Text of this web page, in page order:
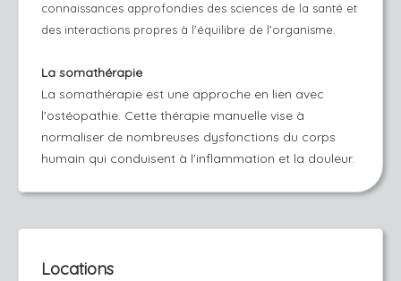
connaissances approfondies des sciences de la santé et
des interactions propres à l'équilibre de l'organisme.
La somathérapie
La somathérapie est une approche en lien avec
l'ostéopathie. Cette thérapie manuelle vise à
normaliser de nombreuses dysfonctions du corps
humain qui conduisent à l'inflammation et la douleur.
Locations